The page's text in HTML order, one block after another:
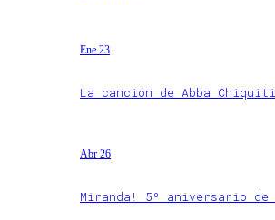
Ene 23
La canción de Abba
Abr 26
Miranda! 5º aniversario de